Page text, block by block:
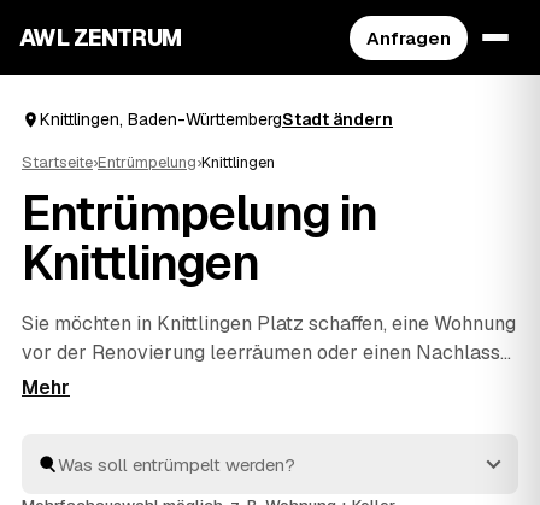
AWL ZENTRUM Anfragen
Knittlingen, Baden-WürttembergStadt ändern
Startseite›Entrümpelung›Knittlingen
Entrümpelung in
Knittlingen
Sie möchten in Knittlingen Platz schaffen, eine Wohnung
vor der Renovierung leerräumen oder einen Nachlass
auflösen? Beschreiben Sie Ihren Auftrag bei AWL
Vom einzelnen Raum bis zur kompletten
Haushaltsauflösungwird alles fachgerecht ausgeräumt